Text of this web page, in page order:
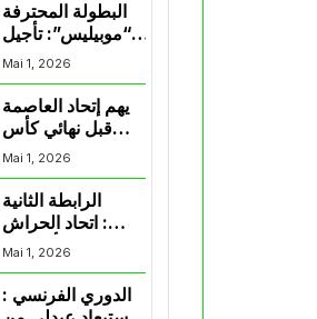
البطولة المحترفة
“موبيليس”: تأجيل
مباراة إتحاد
العاصمة وأتلتيك
بارادو
Mai 1, 2026
يهم إتحاد العاصمة
قبل نهائي كأس
اكاف : الزمالك
يسقط بثلاثية أمام
Mai 1, 2026
الرابطة الثانية
: اتحاد الحراش
يحسم التأهل إلى
“البلاي أوف”
Mai 1, 2026
الدوري الفرنسي :